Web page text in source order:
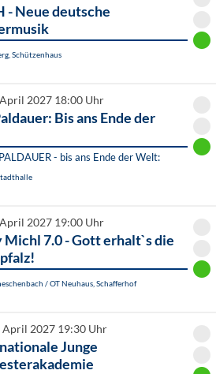
- Neue deutsche
Schützenhaus
April 2027 18:00 Uhr
Bis ans Ende der
- bis ans Ende der Welt:
April 2027 19:00 Uhr
7.0 - Gott erhalt`s die
/ OT Neuhaus, Schafferhof
April 2027 19:30 Uhr
Junge